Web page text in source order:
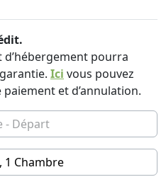
à 360°C ; Notre
des promenades
des circuits VTT ou des
qui l'entoure seront
mieux que le parfum de
du four et du café
pour vous ? Notre petit-
et d'innovation. C'est
avec nous, de la
d’hébergement pourra
Ici vous pouvez
et d’annulation.
1 Chambre